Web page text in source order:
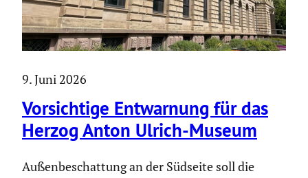
9. Juni 2026
Vorsich­tige Entwar­nung für das
Herzog Anton Ulrich-Museum
Außen­be­schat­tung an der Südseite soll die